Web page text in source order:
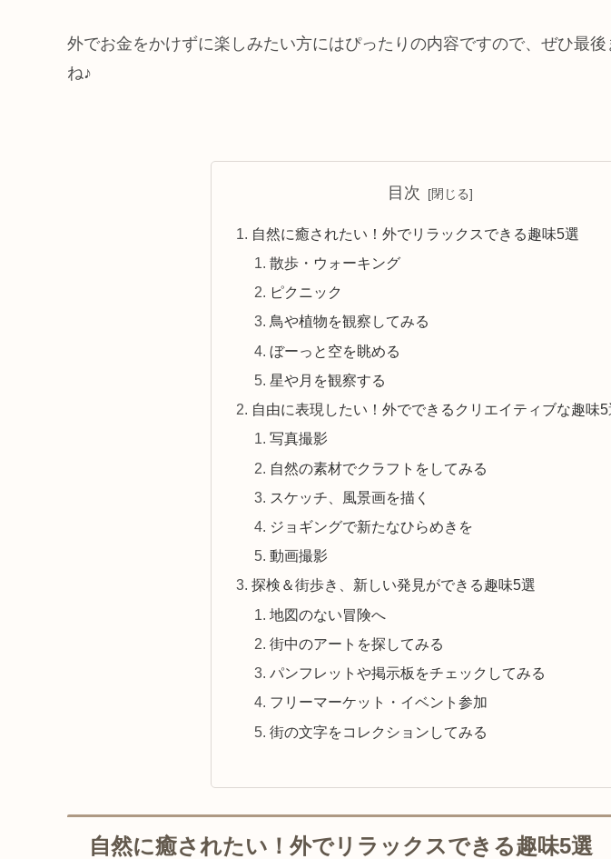
外でお金をかけずに楽しみたい方にはぴったりの内容ですので、ぜひ最
ね♪
目次
自然に癒されたい！外でリラックスできる趣味5選
散歩・ウォーキング
ピクニック
鳥や植物を観察してみる
ぼーっと空を眺める
星や月を観察する
自由に表現したい！外でできるクリエイティブな趣味5
写真撮影
自然の素材でクラフトをしてみる
スケッチ、風景画を描く
ジョギングで新たなひらめきを
動画撮影
探検＆街歩き、新しい発見ができる趣味5選
地図のない冒険へ
街中のアートを探してみる
パンフレットや掲示板をチェックしてみる
フリーマーケット・イベント参加
街の文字をコレクションしてみる
自然に癒されたい！外でリラックスできる趣味5選